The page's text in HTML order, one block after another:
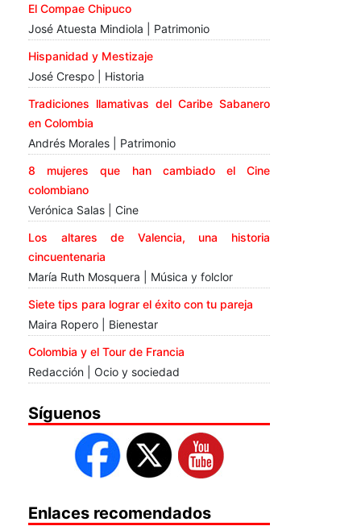
El Compae Chipuco
José Atuesta Mindiola | Patrimonio
Hispanidad y Mestizaje
José Crespo | Historia
Tradiciones llamativas del Caribe Sabanero
en Colombia
Andrés Morales | Patrimonio
8 mujeres que han cambiado el Cine
colombiano
Verónica Salas | Cine
Los altares de Valencia, una historia
cincuentenaria
María Ruth Mosquera | Música y folclor
Siete tips para lograr el éxito con tu pareja
Maira Ropero | Bienestar
Colombia y el Tour de Francia
Redacción | Ocio y sociedad
Síguenos
Enlaces recomendados